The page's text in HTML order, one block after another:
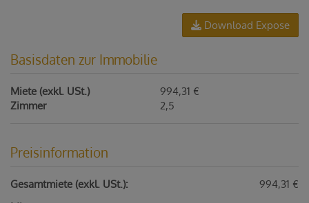
Download Expose
Basisdaten zur Immobilie
Miete (exkl. USt.)
994,31 €
Zimmer
2,5
Preisinformation
Gesamtmiete (exkl. USt.):
994,31 €